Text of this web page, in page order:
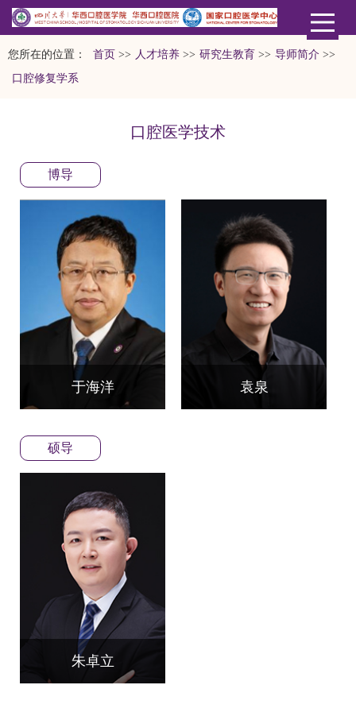
您所在的位置： 首页 >> 人才培养 >> 研究生教育 >> 导师简介 >>
口腔修复学系
口腔医学技术
博导
于海洋 袁泉
硕导
朱卓立